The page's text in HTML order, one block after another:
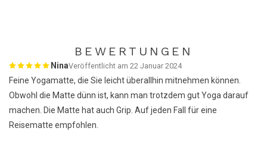
BEWERTUNGEN
NinaVeröffentlicht am 22 Januar 2024
Feine Yogamatte, die Sie leicht überallhin mitnehmen können.
Obwohl die Matte dünn ist, kann man trotzdem gut Yoga darauf
machen. Die Matte hat auch Grip. Auf jeden Fall für eine
Reisematte empfohlen.